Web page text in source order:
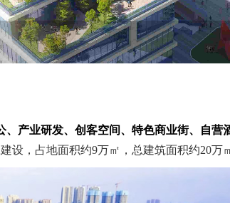
、产业研发、创客空间、特色商业街、自营
，占地面积约9万㎡，总建筑面积约20万